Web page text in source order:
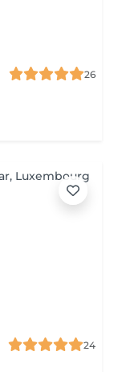
26
24